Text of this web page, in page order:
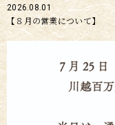
2026.08.01
【８月の営業について】